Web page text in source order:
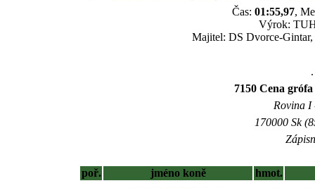
Čas: 01:55,97,
Výrok:
Majitel: DS Dvorce-
7150 Cena
Rovina I
170000 Sk
poř. jméno koně
hmot.